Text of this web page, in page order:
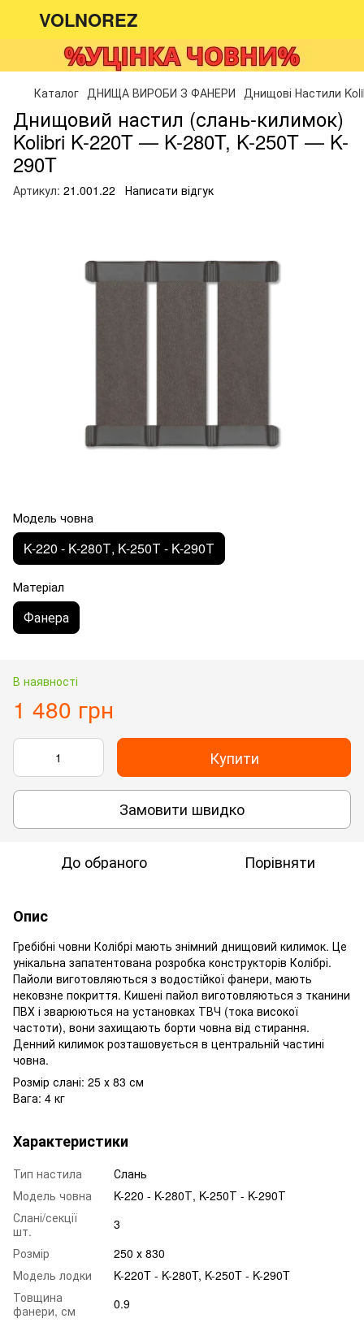
VOLNOREZ
Каталог ДНИЩА ВИРОБИ З ФАНЕРИ Днищові Настили
Днищовий настил (слань-килимок)
Kolibri K-220T — K-280T, K-250T — K-
290T
Артикул: 21.001.22 Написати відгук
Модель човна
K-220 - K-280Т, K-250Т - K-290Т
Матеріал
Фанера
В наявності
1 480 грн
Купити
Замовити швидко
До обраного Порівняти
Опис
Гребібні човни Колібрі мають знімний днищовий килимок. Це
унікальна запатентована розробка конструкторів Колібрі.
Пайоли виготовляються з водостійкої фанери, мають
нековзне покриття. Кишені пайол виготовляються з тканини
ПВХ і зварюються на установках ТВЧ (тока високої
частоти), вони захищають борти човна від стирання.
Денний килимок розташовується в центральній частині
човна.
Розмір слані: 25 х 83 см
Вага: 4 кг
Характеристики
Тип настила
Слань
Модель човна
K-220 - K-280Т, K-250Т - K-290Т
Слані/секції
шт.
3
Розмір
250 х 830
Модель лодки
K-220T - K-280T, K-250T - K-290T
Товщина
фанери, см
0.9